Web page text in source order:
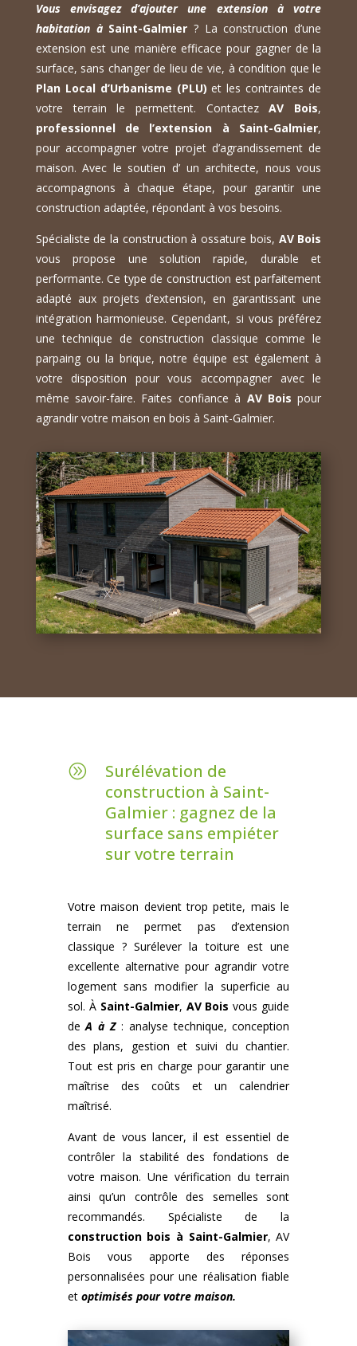
Vous envisagez d’ajouter une extension à votre
habitation à Saint-Galmier ? La construction d’une
extension est une manière efficace pour gagner de la
surface, sans changer de lieu de vie, à condition que le
Plan Local d’Urbanisme (PLU) et les contraintes de
votre terrain le permettent. ContactezAV Bois,
professionnel de l’extension à Saint-Galmier,
pour accompagner votre projet d’agrandissement de
maison. Avec le soutien d’ un architecte, nous vous
accompagnons à chaque étape, pour garantir une
construction adaptée, répondant à vos besoins.
Spécialiste de la construction à ossature bois, AV Bois
vous propose une solution rapide, durable et
performante. Ce type de construction est parfaitement
adapté aux projets d’extension, en garantissant une
intégration harmonieuse. Cependant, si vous préférez
une technique de construction classique comme le
parpaing ou la brique, notre équipe est également à
votre disposition pour vous accompagner avec le
même savoir-faire. Faites confiance à AV Bois pour
agrandir votre maison en bois à Saint-Galmier.
A
Surélévation de
construction à Saint-
Galmier : gagnez de la
surface sans empiéter
sur votre terrain
Votre maison devient trop petite, mais le
terrain ne permet pas d’extension
classique ? Surélever la toiture est une
excellente alternative pour agrandir votre
logement sans modifier la superficie au
sol. À Saint-Galmier, AV Bois vous guide
deA à Z: analyse technique, conception
des plans, gestion et suivi du chantier.
Tout est pris en charge pour garantir une
maîtrise des coûts et un calendrier
maîtrisé.
Avant de vous lancer, il est essentiel de
contrôler la stabilité des fondations de
votre maison. Une vérification du terrain
ainsi qu’un contrôle des semelles sont
recommandés. Spécialiste de la
construction bois à Saint-Galmier, AV
Bois vous apporte des réponses
personnalisées pour une réalisation fiable
et optimisés pour votre maison.